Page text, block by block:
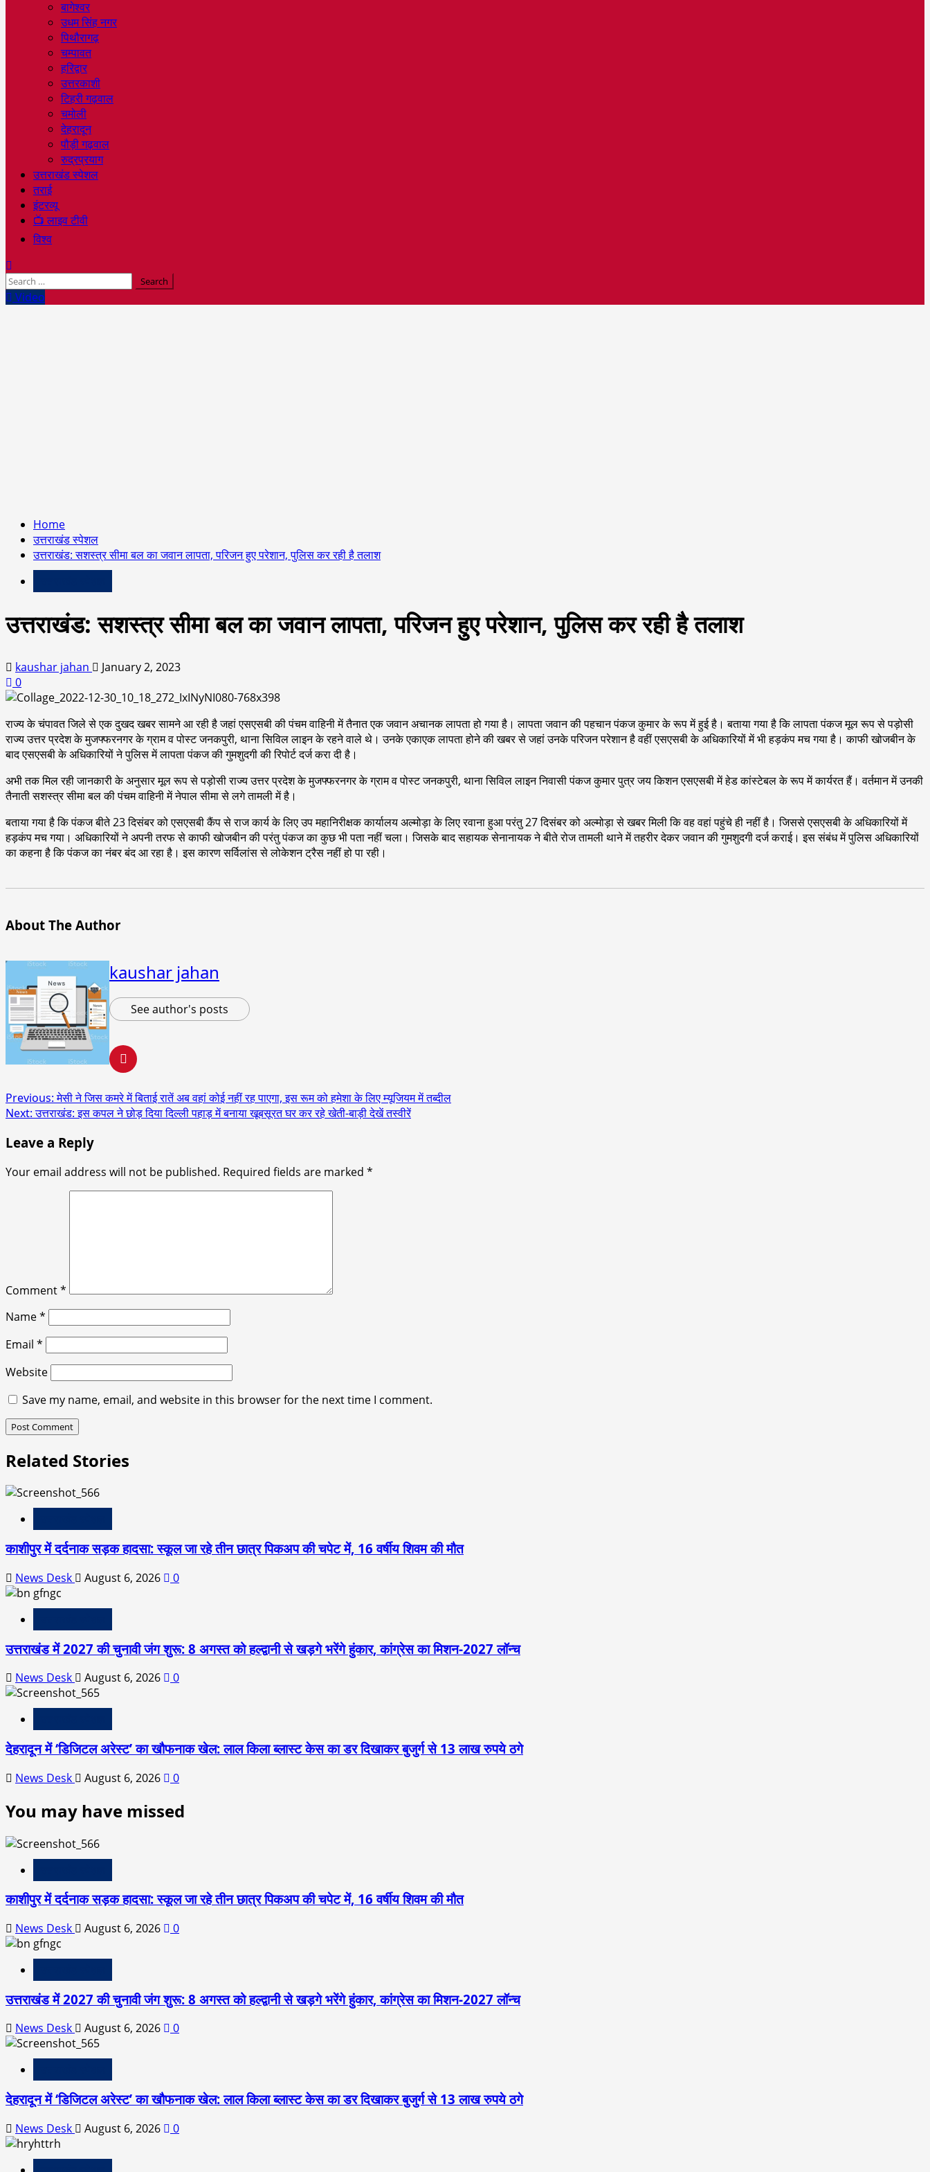
बागेश्वर
उधम सिंह नगर
पिथौरागढ़
चम्पावत
हरिद्वार
उत्तरकाशी
टिहरी गढ़वाल
चमोली
देहरादून
पौड़ी गढ़वाल
रुद्रप्रयाग
उत्तराखंड स्पेशल
तराई
इंटरव्यू
📺 लाइव टीवी
विश्व
Search
for:Video
Home
उत्तराखंड स्पेशल
उत्तराखंड: सशस्त्र सीमा बल का जवान लापता, परिजन हुए परेशान, पुलिस कर रही है तलाश
उत्तराखंड: सशस्त्र सीमा बल का जवान लापता, परिजन हुए परेशान, पुलिस कर रही है तलाश
kaushar jahan
January 2, 2023
0
राज्य के चंपावत जिले से एक दुखद खबर सामने आ रही है जहां एस‌एसबी की पंचम वाहिनी में तैनात एक जवान अचानक लापता हो गया है। लापता जवान की पहचान पंकज कुमार के रूप में हुई है। बताया गया है कि लापता पंकज मूल रूप से पड़ोसी
राज्य उत्तर प्रदेश के मुजफ्फरनगर के ग्राम व पोस्ट जनकपुरी, थाना सिविल लाइन के रहने वाले थे। उनके एकाएक लापता होने की खबर से जहां उनके परिजन परेशान है वहीं एस‌एसबी के अधिकारियों में भी हड़कंप मच गया है। काफी खोजबीन के
बाद एस‌एसबी के अधिकारियों ने पुलिस में लापता पंकज की गुमशुदगी की रिपोर्ट दर्ज करा दी है।
अभी तक मिल रही जानकारी के अनुसार मूल रूप से पड़ोसी राज्य उत्तर प्रदेश के मुजफ्फरनगर के ग्राम व पोस्ट जनकपुरी, थाना सिविल लाइन निवासी पंकज कुमार पुत्र जय किशन एस‌एसबी में हेड कांस्टेबल के रूप में कार्यरत हैं। वर्तमान में उनकी
तैनाती सशस्त्र सीमा बल की पंचम वाहिनी में नेपाल सीमा से लगे तामली में है।
बताया गया है कि पंकज बीते 23 दिसंबर को एसएसबी कैंप से राज कार्य के लिए उप महानिरीक्षक कार्यालय अल्मोड़ा के लिए रवाना हुआ परंतु 27 दिसंबर को अल्मोड़ा से खबर मिली कि वह वहां पहुंचे ही नहीं है। जिससे एसएसबी के अधिकारियों में
हड़कंप मच गया। अधिकारियों ने अपनी तरफ से काफी खोजबीन की परंतु पंकज का कुछ भी पता नहीं चला। जिसके बाद सहायक सेनानायक ने बीते रोज तामली थाने में तहरीर देकर जवान की गुमशुदगी दर्ज कराई। इस संबंध में पुलिस अधिकारियों
का कहना है कि पंकज का नंबर बंद आ रहा है। इस कारण सर्विलांस से लोकेशन ट्रैस नहीं हो पा रही।
About The Author
kaushar jahan
See author's posts
Post
navigation
Previous:मेसी ने जिस कमरे में बिताई रातें अब वहां कोई नहीं रह पाएगा, इस रूम को हमेशा के लिए म्यूजियम में तब्दील
Next:उत्तराखंड: इस कपल ने छोड़ दिया दिल्ली पहाड़ में बनाया खूबसूरत घर कर रहे खेती-बाड़ी देखें तस्वीरें
Leave a Reply
Your email address will not be published. Required fields are marked *
Comment*
Name*
Email *
Website
Save my name, email, and website in this browser for the next time I comment.
Related Stories
काशीपुर में दर्दनाक सड़क हादसा: स्कूल जा रहे तीन छात्र पिकअप की चपेट में, 16 वर्षीय शिवम की मौत
News Desk August 6, 2026 0
उत्तराखंड में 2027 की चुनावी जंग शुरू: 8 अगस्त को हल्द्वानी से खड़गे भरेंगे हुंकार, कांग्रेस का मिशन-2027 लॉन्च
News Desk August 6, 2026 0
देहरादून में ‘डिजिटल अरेस्ट’ का खौफनाक खेल: लाल किला ब्लास्ट केस का डर दिखाकर बुजुर्ग से 13 लाख रुपये ठगे
News Desk August 6, 2026 0
You may have missed
काशीपुर में दर्दनाक सड़क हादसा: स्कूल जा रहे तीन छात्र पिकअप की चपेट में, 16 वर्षीय शिवम की मौत
News Desk August 6, 2026 0
उत्तराखंड में 2027 की चुनावी जंग शुरू: 8 अगस्त को हल्द्वानी से खड़गे भरेंगे हुंकार, कांग्रेस का मिशन-2027 लॉन्च
News Desk August 6, 2026 0
देहरादून में ‘डिजिटल अरेस्ट’ का खौफनाक खेल: लाल किला ब्लास्ट केस का डर दिखाकर बुजुर्ग से 13 लाख रुपये ठगे
News Desk August 6, 2026 0